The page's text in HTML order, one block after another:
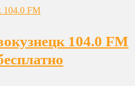
104.0 FM